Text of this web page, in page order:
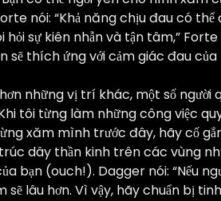
nói: “Khả năng chịu đau có
sự kiên nhẫn và tận tâm,”
sẽ thích ứng với cảm giác đau
những vị trí khác, một số người
tôi từng làm những công việc
xăm mình trước đây, hãy cố
dây thần kinh trên các vùng
bạn (ouch!). Dagger nói: “Nếu
lâu hơn. Vì vậy, hãy chuẩn bị